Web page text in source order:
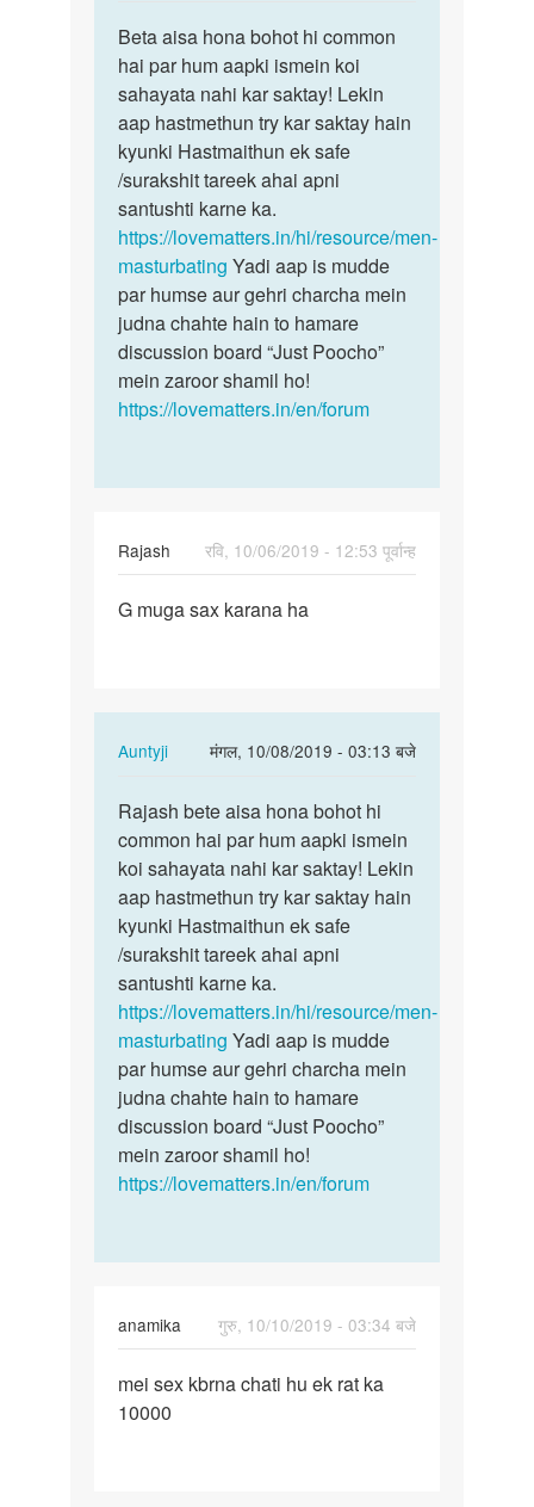
to
mai
20
years
ka
hu
mera
bhi…
by
uraj
Beta
aisa
hona
bohot
hi…
Beta aisa hona bohot hi common
hai par hum aapki ismein koi
sahayata nahi kar saktay! Lekin
aap hastmethun try kar saktay hain
kyunki Hastmaithun ek safe
/surakshit tareek ahai apni
santushti karne ka.
https://lovematters.in/hi/resource/men-
masturbating Yadi aap is mudde
par humse aur gehri charcha mein
judna chahte hain to hamare
discussion board “Just Poocho”
mein zaroor shamil ho!
https://lovematters.in/en/forum
Rajash
रवि, 10/06/2019 - 12:53 पूर्वान्ह
G
G muga sax karana ha
Auntyji
मंगल, 10/08/2019 - 03:13 बजे
In
to
G
muga
sax
karana
ha
by
Rajash
Rajash
bete
aisa
hona
bohot…
Rajash bete aisa hona bohot hi
common hai par hum aapki ismein
koi sahayata nahi kar saktay! Lekin
aap hastmethun try kar saktay hain
kyunki Hastmaithun ek safe
/surakshit tareek ahai apni
santushti karne ka.
https://lovematters.in/hi/resource/men-
masturbating Yadi aap is mudde
par humse aur gehri charcha mein
judna chahte hain to hamare
discussion board “Just Poocho”
mein zaroor shamil ho!
https://lovematters.in/en/forum
anamika
गुरु, 10/10/2019 - 03:34 बजे
mei
sex
mei sex kbrna chati hu ek rat ka
10000